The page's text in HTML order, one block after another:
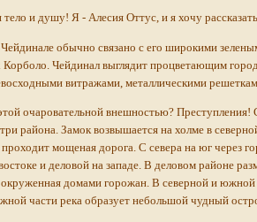
и душу! Я - Алесия Оттус, и я хочу
обычно связано с его широкими
Чейдинал выглядит процветающим
витражами, металлическими
очаровательной внешностью?
района. Замок возвышается на холме в
мощеная дорога. С севера на юг через
и деловой на западе. В деловом районе
домами горожан. В северной и
части река образует небольшой чудный